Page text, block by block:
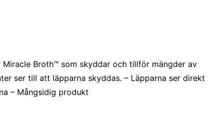
Broth™ som skyddar och tillför mängder av
ser till att läpparna skyddas. – Läpparna ser direkt
– Mångsidig produkt